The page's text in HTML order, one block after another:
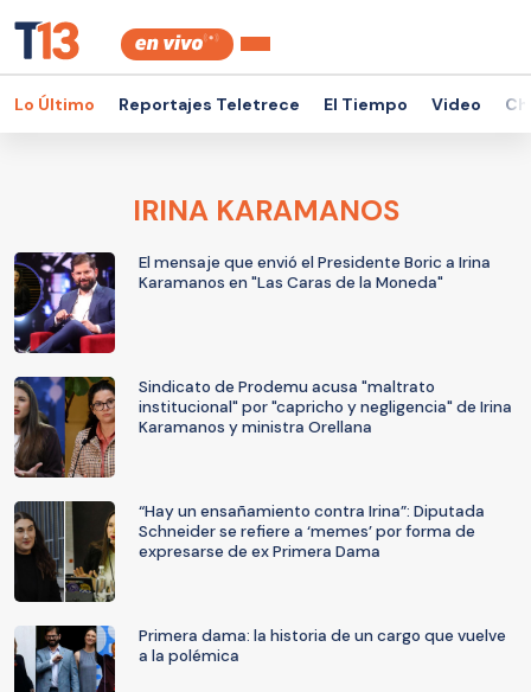
Lo Último Reportajes Teletrece El Tiempo Video
IRINA KARAMANOS
El mensaje que envió el Presidente Boric a Irina
Karamanos en "Las Caras de la Moneda"
Sindicato de Prodemu acusa "maltrato
institucional" por "capricho y negligencia" de Irina
Karamanos y ministra Orellana
“Hay un ensañamiento contra Irina”: Diputada
Schneider se refiere a ‘memes’ por forma de
expresarse de ex Primera Dama
Primera dama: la historia de un cargo que vuelve
a la polémica